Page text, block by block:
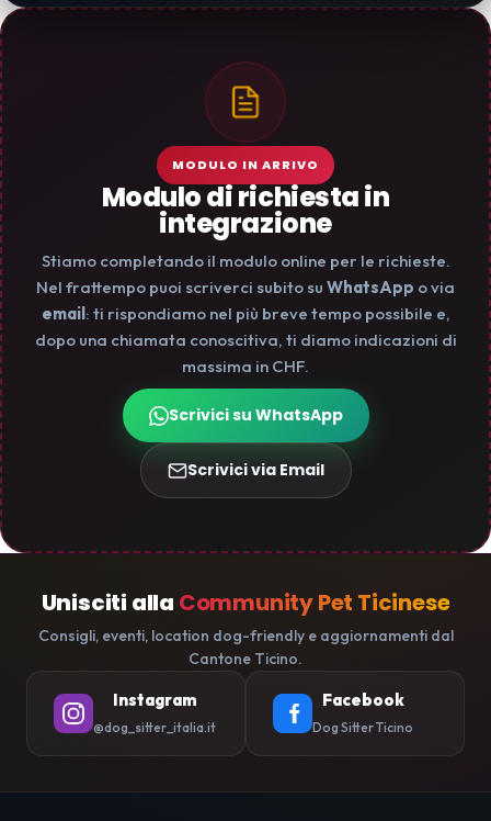
MODULO IN ARRIVO
Modulo di richiesta in
integrazione
Stiamo completando il modulo online per le richieste.
Nel frattempo puoi scriverci subito su WhatsApp o via
email : ti rispondiamo nel più breve tempo possibile e,
dopo una chiamata conoscitiva, ti diamo indicazioni di
massima in CHF.
Scrivici su WhatsApp
Scrivici via Email
Unisciti alla Community Pet Ticinese
Consigli, eventi, location dog-friendly e aggiornamenti dal
Cantone Ticino.
Instagram
@dog_sitter_italia.it
Facebook
Dog Sitter Ticino